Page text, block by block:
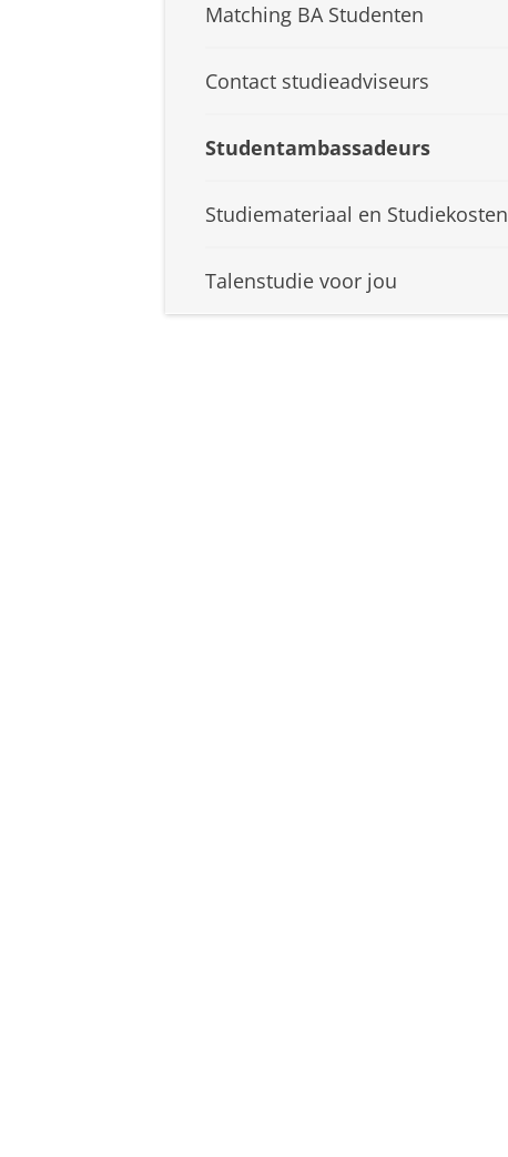
Matching BA Studenten
Contact studieadviseurs
Studentambassadeurs
Studiemateriaal en Studiekosten
Talenstudie voor jou